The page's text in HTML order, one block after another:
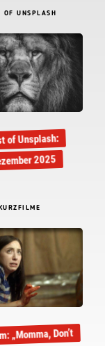
OF UNSPLASH
of Unsplash:
2025
KURZFILME
„Momma, Don’t